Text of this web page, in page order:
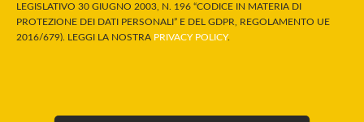
LEGISLATIVO 30 GIUGNO 2003, N. 196 “CODICE IN MATERIA DI
PROTEZIONE DEI DATI PERSONALI” E DEL GDPR, REGOLAMENTO UE
2016/679). LEGGI LA NOSTRA PRIVACY POLICY.